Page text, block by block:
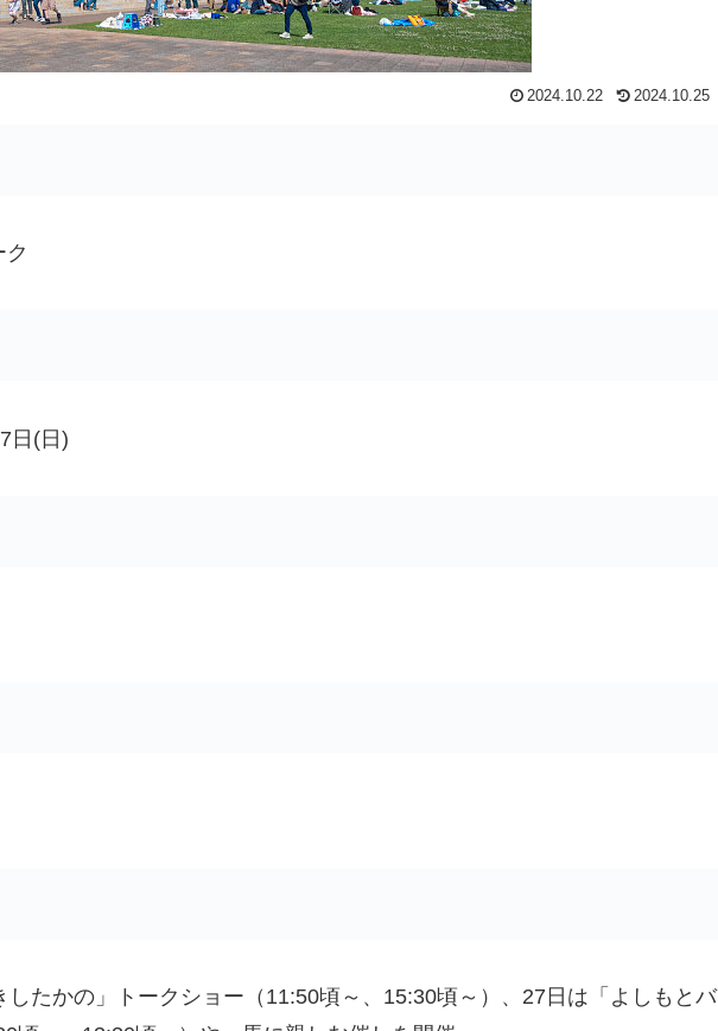
2024.10.22 2024.10.25
日(日)
したかの」トークショー（11:50頃～、15:30頃～）、27日は「よしもとバ